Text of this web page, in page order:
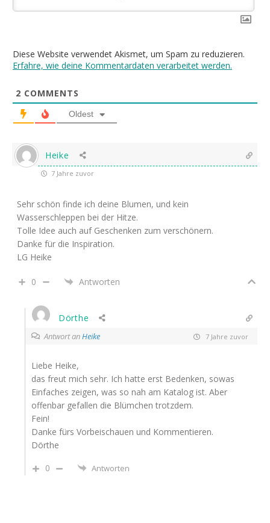
Diese Website verwendet Akismet, um Spam zu reduzieren.
Erfahre, wie deine Kommentardaten verarbeitet werden.
2 COMMENTS
Oldest
Heike
7 Jahre zuvor
Sehr schön finde ich deine Blumen, und kein
Wasserschleppen bei der Hitze.
Tolle Idee auch auf Geschenken zum verschönern.
Danke für die Inspiration.
LG Heike
0 Antworten
Dörthe
Antwort anHeike 7 Jahre zuvor
Liebe Heike,
das freut mich sehr. Ich hatte erst Bedenken, sowas
Einfaches zeigen, was so nah am Katalog ist. Aber
offenbar gefallen die Blümchen trotzdem.
Fein!
Danke fürs Vorbeischauen und Kommentieren.
Dörthe
0
Antworten